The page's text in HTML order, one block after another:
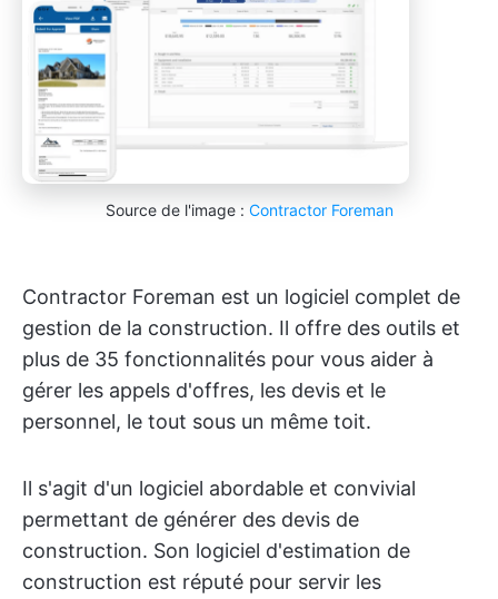
Source de l'image : Contractor Foreman
Contractor Foreman est un logiciel complet de
gestion de la construction. Il offre des outils et
plus de 35 fonctionnalités pour vous aider à
gérer les appels d'offres, les devis et le
personnel, le tout sous un même toit.
Il s'agit d'un logiciel abordable et convivial
permettant de générer des devis de
construction. Son logiciel d'estimation de
construction est réputé pour servir les